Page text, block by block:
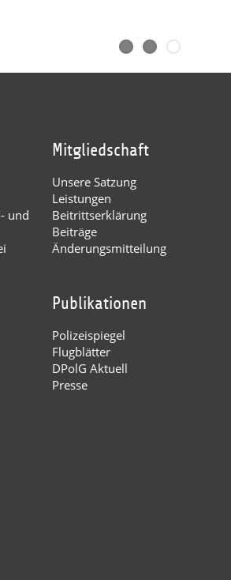
und
Mitgliedschaft
Unsere Satzung
Leistungen
Beitrittserklärung
Beiträge
Änderungsmitteilung
Publikationen
Polizeispiegel
Flugblätter
DPolG Aktuell
Presse